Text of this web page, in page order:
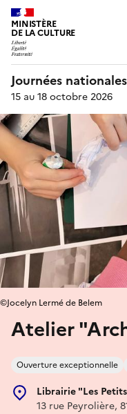
MINISTÈRE
DE LA CULTURE
Journées
15 au 18 octobre 2026
Atelier
Ouverture exceptionnelle
Librairie "Les
13 rue Peyrolière,
©Jocelyn Lermé de Belem